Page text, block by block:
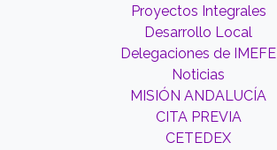
Proyectos Integrales
Desarrollo Local
Delegaciones de IMEFE
Noticias
MISIÓN ANDALUCÍA
CITA PREVIA
CETEDEX